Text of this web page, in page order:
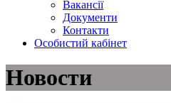
Вакансії
Документи
Контакти
Особистий кабінет
Новости